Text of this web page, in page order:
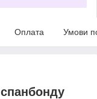
Оплата Умови